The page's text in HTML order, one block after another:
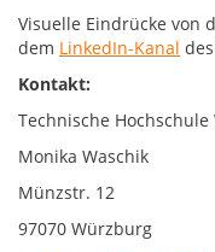
Visuelle Eindrücke von
dem LinkedIn-Kanal
Technische
Monika Waschik
Münzstr. 12
97070 Würzburg